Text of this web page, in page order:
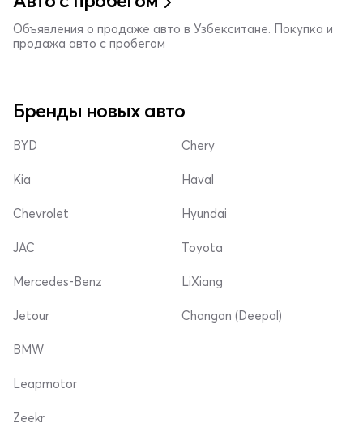
Объявления о продаже авто в Узбекситане. Покупка и
продажа авто с пробегом
Бренды новых авто
BYD
Kia
Chevrolet
Chery
Haval
Hyundai
JAC
Mercedes-Benz
Jetour
Toyota
LiXiang
Changan (Deepal)
BMW
Leapmotor
Zeekr